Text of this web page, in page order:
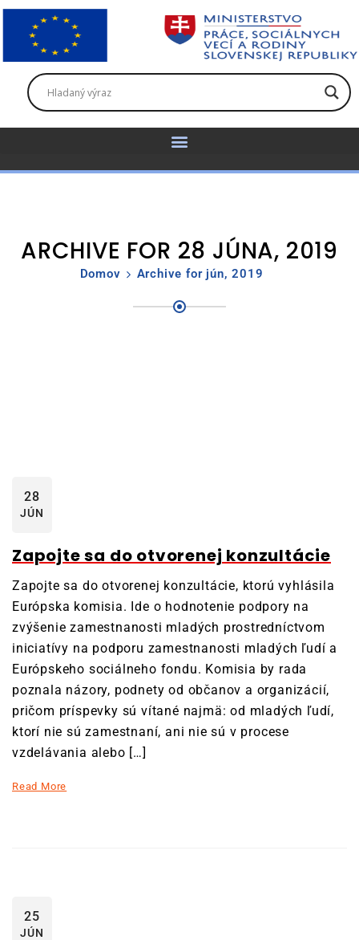
ARCHIVE FOR 28 JÚNA, 2019
Domov Archive for jún, 2019
28
JÚN
Zapojte sa do otvorenej konzultácie
Zapojte sa do otvorenej konzultácie, ktorú vyhlásila
Európska komisia. Ide o hodnotenie podpory na
zvýšenie zamestnanosti mladých prostredníctvom
iniciatívy na podporu zamestnanosti mladých ľudí a
Európskeho sociálneho fondu. Komisia by rada
poznala názory, podnety od občanov a organizácií,
pričom príspevky sú vítané najmä: od mladých ľudí,
ktorí nie sú zamestnaní, ani nie sú v procese
vzdelávania alebo […]
Read More
25
JÚN